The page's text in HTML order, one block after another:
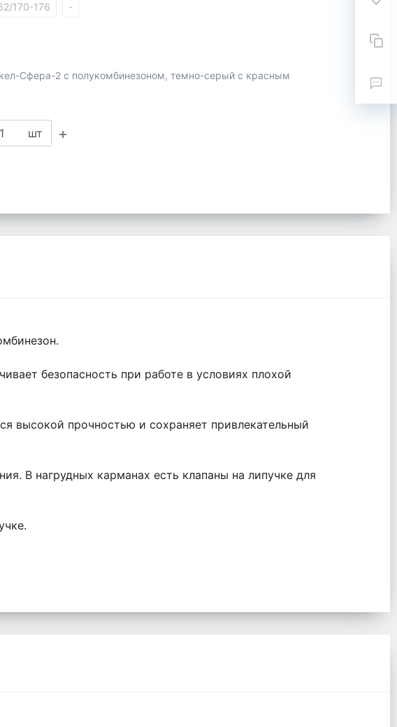
170-176 -
Сфера-2 с полукомбинезоном, темно-серый с красным
шт
безопасность при работе в условиях плохой
высокой прочностью и сохраняет привлекательный
В нагрудных карманах есть клапаны на липучке для